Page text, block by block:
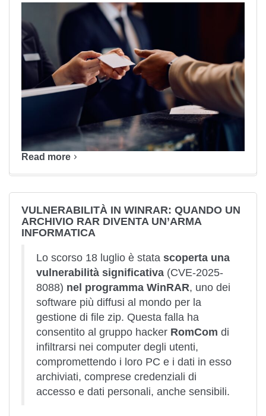
Read more
VULNERABILITÀ IN WINRAR: QUANDO UN
ARCHIVIO RAR DIVENTA UN’ARMA
INFORMATICA
Lo scorso 18 luglio è stata scoperta una
vulnerabilità significativa (CVE-2025-
8088) nel programma WinRAR, uno dei
software più diffusi al mondo per la
gestione di file zip. Questa falla ha
consentito al gruppo hacker RomCom di
infiltrarsi nei computer degli utenti,
compromettendo i loro PC e i dati in esso
archiviati, comprese credenziali di
accesso e dati personali, anche sensibili.